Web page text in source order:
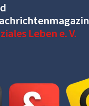
Leben e. V.